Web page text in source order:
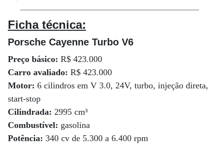
Ficha técnica:
Porsche Cayenne Turbo V6
Preço básico: R$ 423.000
Carro avaliado: R$ 423.000
Motor: 6 cilindros em V 3.0, 24V, turbo, injeção direta,
start-stop
Cilindrada: 2995 cm³
Combustível: gasolina
Potência: 340 cv de 5.300 a 6.400 rpm